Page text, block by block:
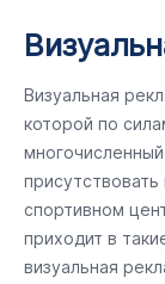
Визуальная
которой по
присутствовать
спортивном
приходит в
визуальная